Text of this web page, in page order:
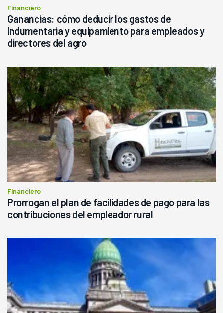
Financiero
Ganancias: cómo deducir los gastos de
indumentaria y equipamiento para empleados y
directores del agro
Financiero
Prorrogan el plan de facilidades de pago para las
contribuciones del empleador rural